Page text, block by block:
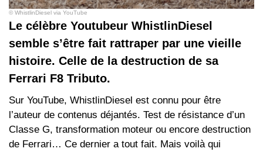
© WhistlinDiesel via YouTube
Le célèbre Youtubeur WhistlinDiesel
semble s’être fait rattraper par une vieille
histoire. Celle de la destruction de sa
Ferrari F8 Tributo.
Sur YouTube, WhistlinDiesel est connu pour être
l’auteur de contenus déjantés. Test de résistance d’un
Classe G, transformation moteur ou encore destruction
de Ferrari… Ce dernier a tout fait. Mais voilà qui